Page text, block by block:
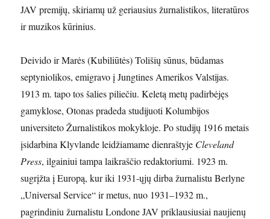
JAV premijų, skiriamų už geriausius žurnalistikos, literatūros
ir muzikos kūrinius.
Deivido ir Marės (Kubiliūtės) Tolišių sūnus, būdamas
septyniolikos, emigravo į Jungtines Amerikos Valstijas.
1913 m. tapo tos šalies piliečiu. Keletą metų padirbėjęs
gamyklose, Otonas pradeda studijuoti Kolumbijos
universiteto Žurnalistikos mokykloje. Po studijų 1916 metais
įsidarbina Klyvlande leidžiamame dienraštyje Cleveland
Press, ilgainiui tampa laikraščio redaktoriumi. 1923 m.
sugrįžta į Europą, kur iki 1931-ųjų dirba žurnalistu Berlyne
„Universal Service“ ir metus, nuo 1931–1932 m.,
pagrindiniu žurnalistu Londone JAV priklausiusiai naujienų